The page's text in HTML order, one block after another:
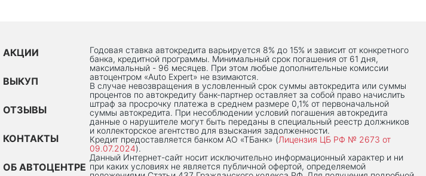
АКЦИИ
ВЫКУП
ОТЗЫВЫ
КОНТАКТЫ
ОБ АВТОЦЕНТРЕ
Годовая ставка автокредита варьируется 8% до 15% и зависит от конкретного
банка, кредитной программы. Минимальный срок погашения от 61 дня,
максимальный - 96 месяцев. При этом любые дополнительные комиссии
автоцентром «Auto Expert» не взимаются.
В случае невозвращения в условленный срок суммы автокредита или суммы
процентов по автокредиту банк-партнер оставляет за собой право начислить
штраф за просрочку платежа в среднем размере 0,1% от первоначальной
суммы автокредита. При несоблюдении условий погашения автокредита
данные о нарушителе могут быть переданы в специальный реестр должников
и коллекторское агентство для взыскания задолженности.
Кредит предоставляется банком АО «ТБанк» (Лицензия ЦБ РФ № 2673 от
09.07.2024).
Данный Интернет-сaйт носит исключительно информационный характер и ни
при каких условиях не является публичной офертой, определяемой